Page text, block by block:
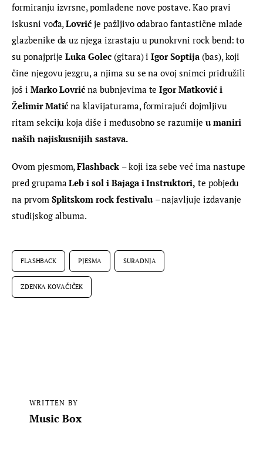
formiranju izvrsne, pomlađene nove postave. Kao pravi
iskusni vođa, Lovrić je pažljivo odabrao fantastične mlade
glazbenike da uz njega izrastaju u punokrvni rock bend: to
su ponajprije Luka Golec (gitara) i Igor Soptija (bas), koji
čine njegovu jezgru, a njima su se na ovoj snimci pridružili
još i Marko Lovrić na bubnjevima te Igor Matković i
Želimir Matić na klavijaturama, formirajući dojmljivu
ritam sekciju koja diše i međusobno se razumije u maniri
naših najiskusnijih sastava.
Ovom pjesmom, Flashback – koji iza sebe već ima nastupe
pred grupama Leb i sol i Bajaga i Instruktori, te pobjedu
na prvom Splitskom rock festivalu – najavljuje izdavanje
studijskog albuma.
FLASHBACK PJESMA SURADNJA
ZDENKA KOVAČIČEK
WRITTEN BY
Music Box